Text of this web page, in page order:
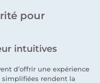
pour
intuitives
d’offrir une expérience
rendent la